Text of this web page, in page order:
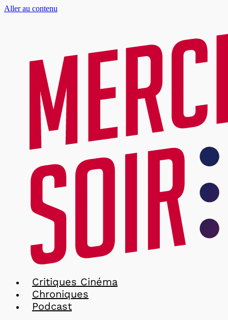
Aller au contenu
Critiques Cinéma
Chroniques
Podcast